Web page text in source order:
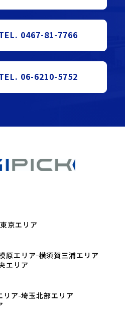
0467-81-7766
06-6210-5752
京エリア
原エリア 横須賀三浦エリア
エリア
リア 埼玉北部エリア